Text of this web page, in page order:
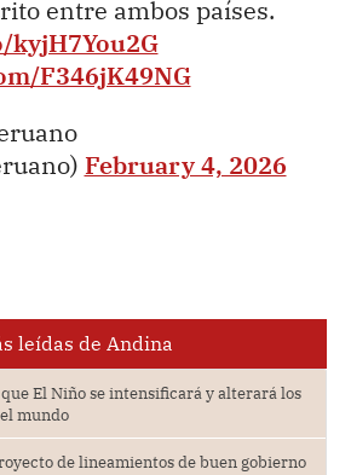
entre ambos países.
F346jK49NG
February 4, 2026
leídas de Andina
El Niño se intensificará y alterará los
mundo
de lineamientos de buen gobierno